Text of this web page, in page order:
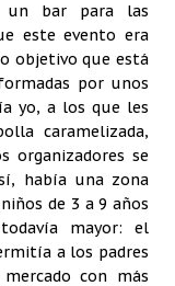
un bar para las
este evento era
objetivo que está
por unos
yo, a los que les
caramelizada,
organizadores se
había una zona
de 3 a 9 años
mayor: el
a los padres
con más